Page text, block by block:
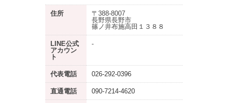
住所
〒388-8007
長野県長野市
篠ノ井布施高田１３８８
LINE公式
アカウン
ト
-
代表電話 026-292-0396
直通電話 090-7214-4620